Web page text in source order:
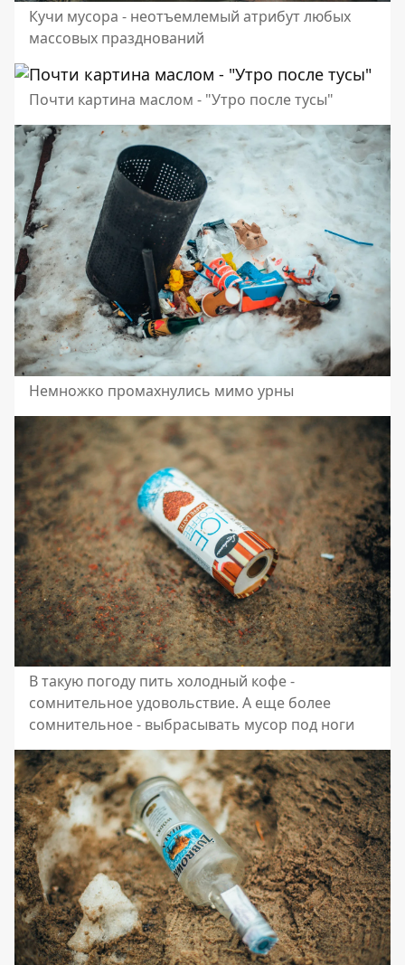
Кучи мусора - неотъемлемый атрибут любых
массовых празднований
Почти картина маслом - "Утро после тусы"
Немножко промахнулись мимо урны
В такую погоду пить холодный кофе -
сомнительное удовольствие. А еще более
сомнительное - выбрасывать мусор под ноги